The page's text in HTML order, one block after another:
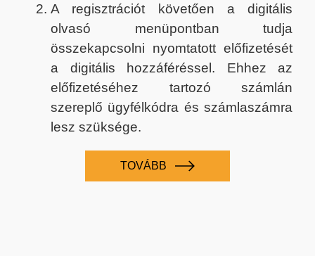
A regisztrációt követően a digitális
olvasó menüpontban tudja
összekapcsolni nyomtatott előfizetését
a digitális hozzáféréssel. Ehhez az
előfizetéséhez tartozó számlán
szereplő ügyfélkódra és számlaszámra
lesz szüksége.
TOVÁBB